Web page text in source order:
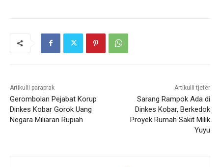
Artikulli paraprak
Gerombolan Pejabat Korup
Dinkes Kobar Gorok Uang
Negara Miliaran Rupiah
Artikulli tjetër
Sarang Rampok Ada di
Dinkes Kobar, Berkedok
Proyek Rumah Sakit Milik
Yuyu